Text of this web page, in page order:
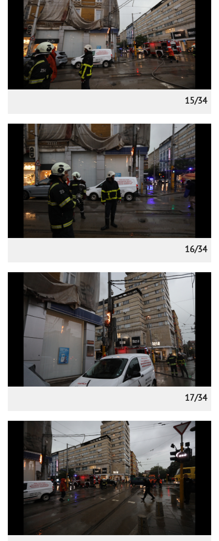
15/34
16/34
17/34